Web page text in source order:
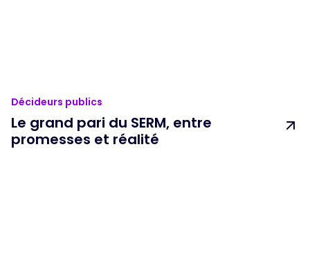
Décideurs publics
Le grand pari du SERM, entre
promesses et réalité